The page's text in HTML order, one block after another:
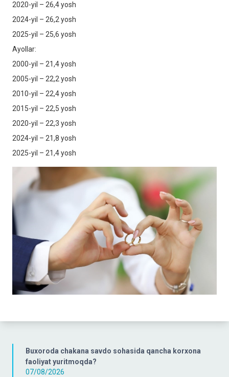
Buxoroda chakana savdo sohasida qancha korxona
faoliyat yuritmoqda?
07/08/2026
2020-yil – 26,4 yosh
2024-yil – 26,2 yosh
2025-yil – 25,6 yosh
Ayollar:
2000-yil – 21,4 yosh
2005-yil – 22,2 yosh
2010-yil – 22,4 yosh
2015-yil – 22,5 yosh
2020-yil – 22,3 yosh
2024-yil – 21,8 yosh
2025-yil – 21,4 yosh